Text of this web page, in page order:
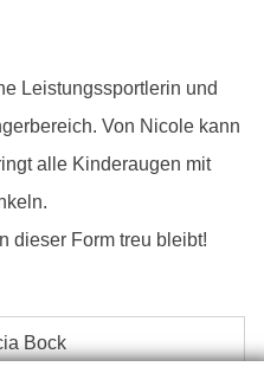
Leistungssportlerin und
Von Nicole kann
alle Kinderaugen mit
dieser Form treu bleibt!
Bock